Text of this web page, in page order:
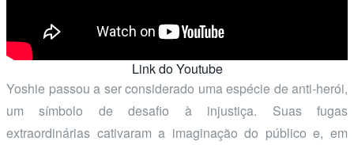
Link do Youtube
Yoshie passou a ser considerado uma espécie de anti-herói,
um símbolo de desafio à injustiça. Suas fugas
extraordinárias cativaram a imaginação do público e, em